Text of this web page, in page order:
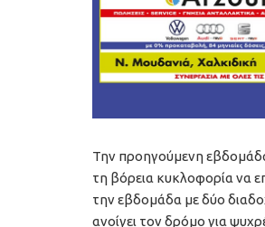
Την προηγούμενη εβδομάδα
τη βόρεια κυκλοφορία να
την εβδομάδα με δύο
ανοίγει τον δρόμο για